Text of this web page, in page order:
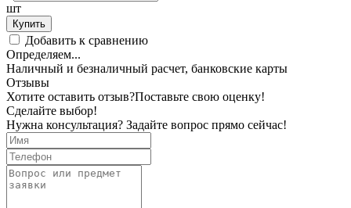
шт
Купить
Добавить к сравнению
Определяем...
Наличный и безналичный расчет, банковские карты
Отзывы
Хотите оставить отзыв?Поставьте свою оценку!
Сделайте выбор!
Нужна консультация? Задайте вопрос прямо сейчас!